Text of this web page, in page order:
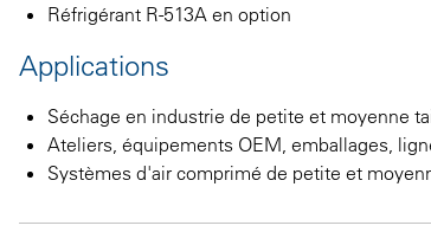
Réfrigérant R-513A en option
Applications
Séchage en industrie de petite et moyenne
Ateliers, équipements OEM, emballages,
Systèmes d'air comprimé de petite et